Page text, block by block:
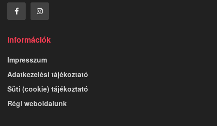
Információk
Impresszum
Adatkezelési tájékoztató
Süti (cookie) tájékoztató
Régi weboldalunk